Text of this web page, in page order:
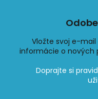
Vložte svoj e-
informácie o nových